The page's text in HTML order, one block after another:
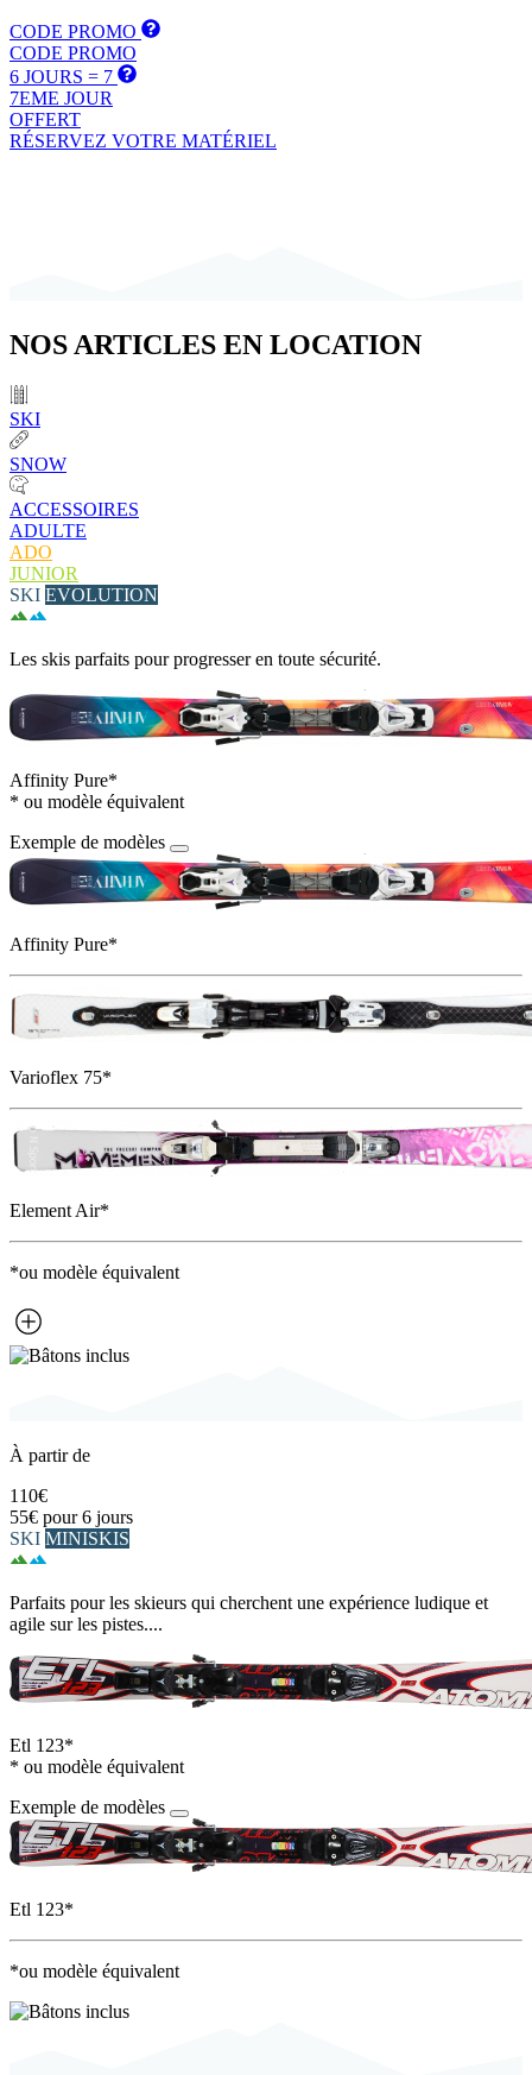
CODE PROMO
CODE PROMO
6 JOURS = 7
7EME JOUR
OFFERT
RÉSERVEZ VOTRE MATÉRIEL
NOSARTICLES EN LOCATION
SKI
SNOW
ACCESSOIRES
ADULTE
ADO
JUNIOR
SKI EVOLUTION
Les skis parfaits pour progresser en toute sécurité.
Affinity Pure*
* ou modèle équivalent
Exemple de modèles
Affinity Pure*
Varioflex 75*
Element Air*
*ou modèle équivalent
À partir de
110€
55€ pour 6 jours
SKI MINISKIS
Parfaits pour les skieurs qui cherchent une expérience ludique et
agile sur les pistes....
Etl 123*
* ou modèle équivalent
Exemple de modèles
Etl 123*
*ou modèle équivalent